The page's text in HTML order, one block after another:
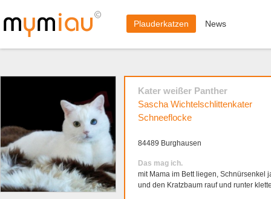
Plauderkatzen News
Kater weißer Panther
Sascha Wichtelschlittenkater
Schneeflocke
84489 Burghausen
Das mag ich.
mit Mama im Bett liegen, Schnürsenkel
und den Kratzbaum rauf und runter